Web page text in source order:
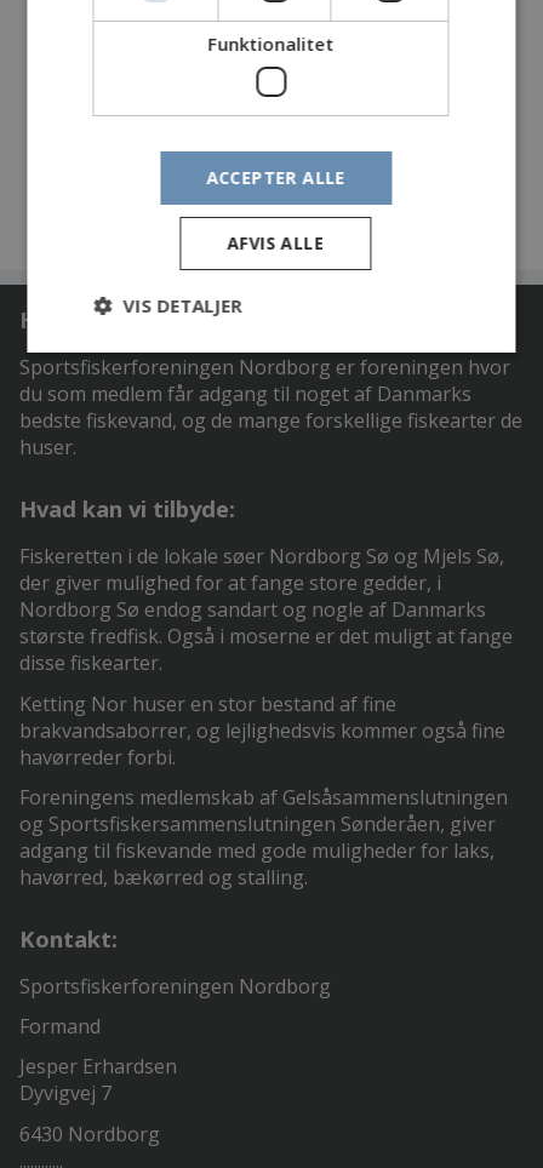
Hvem er vi:
Sportsfiskerforeningen Nordborg er foreningen hvor
du som medlem får adgang til noget af Danmarks
bedste fiskevand, og de mange forskellige fiskearter de
huser.
Hvad kan vi tilbyde:
Fiskeretten i de lokale søer Nordborg Sø og Mjels Sø,
der giver mulighed for at fange store gedder, i
Nordborg Sø endog sandart og nogle af Danmarks
største fredfisk. Også i moserne er det muligt at fange
disse fiskearter.
Ketting Nor huser en stor bestand af fine
brakvandsaborrer, og lejlighedsvis kommer også fine
havørreder forbi.
Foreningens medlemskab af Gelsåsammenslutningen
og Sportsfiskersammenslutningen Sønderåen, giver
adgang til fiskevande med gode muligheder for laks,
havørred, bækørred og stalling.
Kontakt:
Sportsfiskerforeningen Nordborg
Formand
Jesper Erhardsen
Dyvigvej 7
6430 Nordborg
............
Funktionalitet
ACCEPTER ALLE
AFVIS ALLE
VIS DETALJER